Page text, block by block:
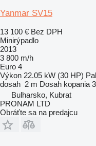
Yanmar SV15
13 100 € Bez DPH
Minirýpadlo
2013
3 800 m/h
Euro 4
Výkon 22.05 kW (30 HP)
dosah 2 m Dosah kopania
Bulharsko, Kubrat
PRONAM LTD
Obráťte sa na predajcu